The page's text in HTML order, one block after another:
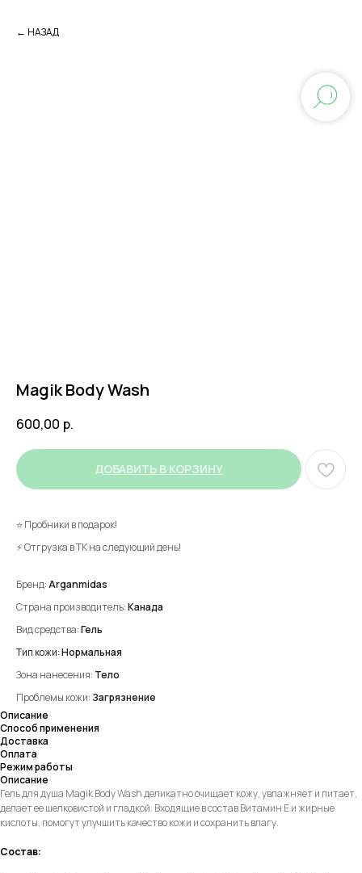
← НАЗАД
Magik Body Wash
600,00 р.
ДОБАВИТЬ В КОРЗИНУ
⭐ Пробники в подарок!
⚡ Отгрузка в ТК на следующий день!
Бренд:Arganmidas
Страна производитель:Канада
Вид средства:Гель
Тип кожи:Нормальная
Зона нанесения: Тело
Проблемы кожи: Загрязнение
Описание
Способ применения
Доставка
Оплата
Режим работы
Описание
Гель для душа Magik Body Wash деликатно очищает кожу, увлажняет и питает,
делает ее шелковистой и гладкой. Входящие в состав Витамин Е и жирные
кислоты, помогут улучшить качество кожи и сохранить влагу.
Состав: